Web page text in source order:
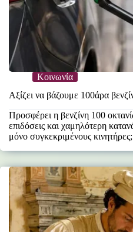
Κοινωνία
Αξίζει να βάζουμε 100άρα
Προσφέρει η βενζίνη 100
επιδόσεις και χαμηλότερη
μόνο συγκεκριμένους